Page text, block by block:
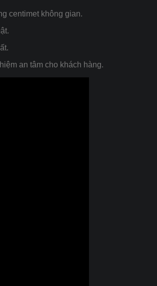
centimet không gian.
an tâm cho khách hàng.